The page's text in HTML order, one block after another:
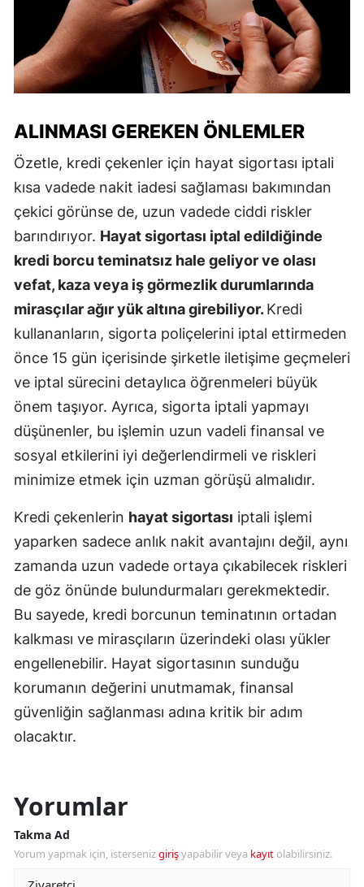
ALINMASI GEREKEN ÖNLEMLER
Özetle, kredi çekenler için hayat sigortası iptali
kısa vadede nakit iadesi sağlaması bakımından
çekici görünse de, uzun vadede ciddi riskler
barındırıyor. Hayat sigortası iptal edildiğinde
kredi borcu teminatsız hale geliyor ve olası
vefat, kaza veya iş görmezlik durumlarında
mirasçılar ağır yük altına girebiliyor.Kredi
kullananların, sigorta poliçelerini iptal ettirmeden
önce 15 gün içerisinde şirketle iletişime geçmeleri
ve iptal sürecini detaylıca öğrenmeleri büyük
önem taşıyor. Ayrıca, sigorta iptali yapmayı
düşünenler, bu işlemin uzun vadeli finansal ve
sosyal etkilerini iyi değerlendirmeli ve riskleri
minimize etmek için uzman görüşü almalıdır.
Kredi çekenlerin hayat sigortası iptali işlemi
yaparken sadece anlık nakit avantajını değil, aynı
zamanda uzun vadede ortaya çıkabilecek riskleri
de göz önünde bulundurmaları gerekmektedir.
Bu sayede, kredi borcunun teminatının ortadan
kalkması ve mirasçıların üzerindeki olası yükler
engellenebilir. Hayat sigortasının sunduğu
korumanın değerini unutmamak, finansal
güvenliğin sağlanması adına kritik bir adım
olacaktır.
Yorumlar
Takma Ad
Yorum yapmak için, istersenizgirişyapabilir veya kayıt olabilirsiniz.